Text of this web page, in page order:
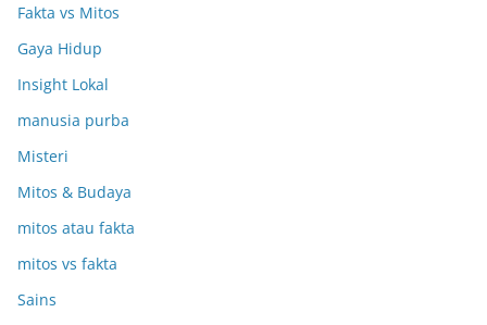
Fakta vs Mitos
Gaya Hidup
Insight Lokal
manusia purba
Misteri
Mitos & Budaya
mitos atau fakta
mitos vs fakta
Sains